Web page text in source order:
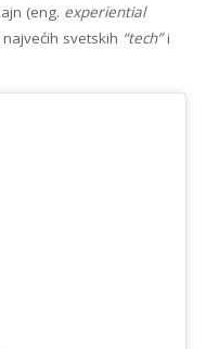
(eng. experiential
svetskih “tech”i